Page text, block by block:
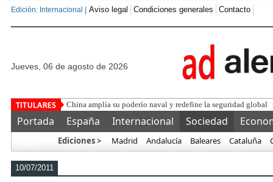
Edición: Internacional | Aviso legal Condiciones generales Contacto
jueves, 06 de agosto de 2026
La Policía Lo
Portada España Internacional Sociedad
Ediciones > Madrid Andalucía Baleares Cataluña
10/07/2011